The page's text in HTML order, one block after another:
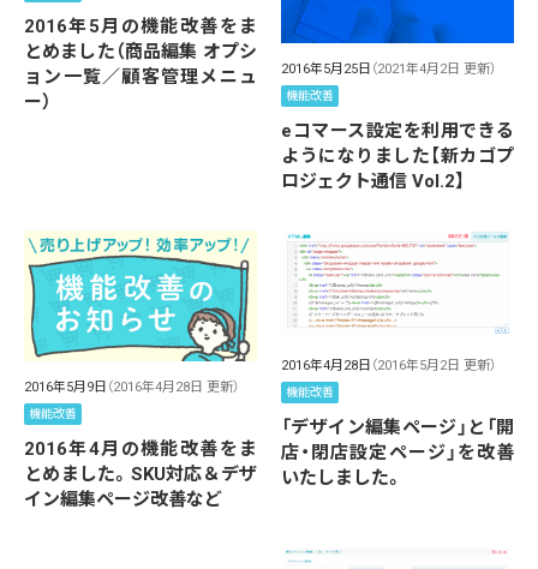
2016年5月の機能改善をま
とめました（商品編集 オプシ
ョン一覧／顧客管理メニュ
ー）
2016年5月25日 （2021年4月2日 更新）
機能改善
eコマース設定を利用できる
ようになりました【新カゴプ
ロジェクト通信 Vol.2】
2016年5月9日 （2016年4月28日 更新）
機能改善
2016年4月の機能改善をま
とめました。SKU対応＆デザ
イン編集ページ改善など
2016年4月28日 （2016年5月2日 更新）
機能改善
「デザイン編集ページ」と「開
店・閉店設定ページ」を改善
いたしました。